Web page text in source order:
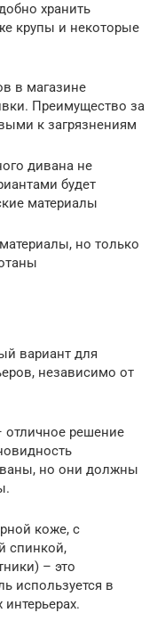
хранить
крупы и некоторые
в магазине
Преимущество за
к загрязнениям
дивана не
будет
материалы
но только
вариант для
независимо от
решение
но они должны
коже, с
спинкой,
– это
используется в